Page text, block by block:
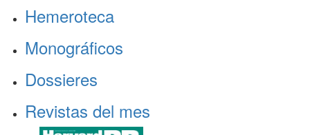
Hemeroteca
Monográficos
Dossieres
Revistas del mes